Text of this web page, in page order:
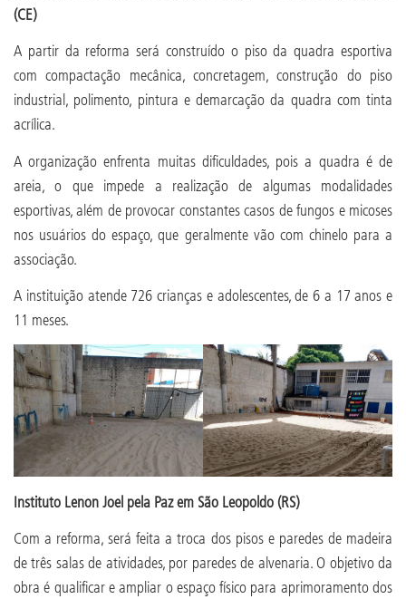
(CE)
A partir da reforma será construído o piso da quadra esportiva
com compactação mecânica, concretagem, construção do piso
industrial, polimento, pintura e demarcação da quadra com tinta
acrílica.
A organização enfrenta muitas dificuldades, pois a quadra é de
areia, o que impede a realização de algumas modalidades
esportivas, além de provocar constantes casos de fungos e micoses
nos usuários do espaço, que geralmente vão com chinelo para a
associação.
A instituição atende 726 crianças e adolescentes, de 6 a 17 anos e
11 meses.
Instituto Lenon Joel pela Paz em São Leopoldo (RS)
Com a reforma, será feita a troca dos pisos e paredes de madeira
de três salas de atividades, por paredes de alvenaria. O objetivo da
obra é qualificar e ampliar o espaço físico para aprimoramento dos